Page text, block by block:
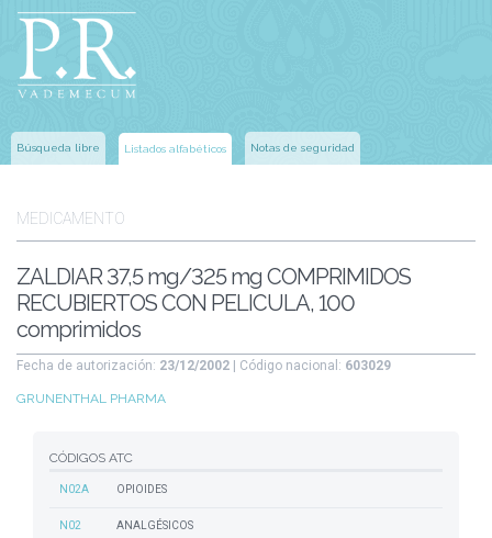
Búsqueda libre Listados alfabéticos Notas de seguridad
MEDICAMENTO
ZALDIAR 37,5 mg/325 mg COMPRIMIDOS
RECUBIERTOS CON PELICULA, 100
comprimidos
Fecha de autorización: 23/12/2002 | Código nacional: 603029
GRUNENTHAL PHARMA
CÓDIGOS ATC
N02A OPIOIDES
N02 ANALGÉSICOS